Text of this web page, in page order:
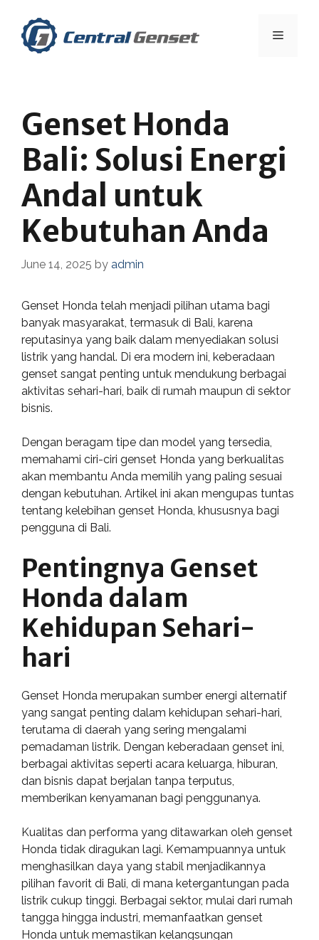
content
Menu
Genset Honda
Bali: Solusi Energi
Andal untuk
Kebutuhan Anda
June 14, 2025 by admin
Genset Honda telah menjadi pilihan utama bagi
banyak masyarakat, termasuk di Bali, karena
reputasinya yang baik dalam menyediakan solusi
listrik yang handal. Di era modern ini, keberadaan
genset sangat penting untuk mendukung berbagai
aktivitas sehari-hari, baik di rumah maupun di sektor
bisnis.
Dengan beragam tipe dan model yang tersedia,
memahami ciri-ciri genset Honda yang berkualitas
akan membantu Anda memilih yang paling sesuai
dengan kebutuhan. Artikel ini akan mengupas tuntas
tentang kelebihan genset Honda, khususnya bagi
pengguna di Bali.
Pentingnya Genset
Honda dalam
Kehidupan Sehari-
hari
Genset Honda merupakan sumber energi alternatif
yang sangat penting dalam kehidupan sehari-hari,
terutama di daerah yang sering mengalami
pemadaman listrik. Dengan keberadaan genset ini,
berbagai aktivitas seperti acara keluarga, hiburan,
dan bisnis dapat berjalan tanpa terputus,
memberikan kenyamanan bagi penggunanya.
Kualitas dan performa yang ditawarkan oleh genset
Honda tidak diragukan lagi. Kemampuannya untuk
menghasilkan daya yang stabil menjadikannya
pilihan favorit di Bali, di mana ketergantungan pada
listrik cukup tinggi. Berbagai sektor, mulai dari rumah
tangga hingga industri, memanfaatkan genset
Honda untuk memastikan kelangsungan